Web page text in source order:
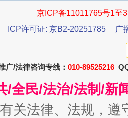
今
京ICP备11011765号1至
ICP许可证: 京B2-20251785
广
广/法律咨询专线： 010-89525216
/全民/法治/法制/新
关法律、法规，